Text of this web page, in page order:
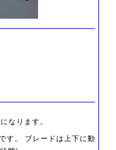
なります。
す。 ブレードは上下に動